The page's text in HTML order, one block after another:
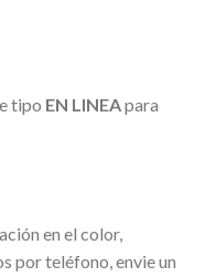
tipo EN LINEApara
en el color,
por teléfono, envie un